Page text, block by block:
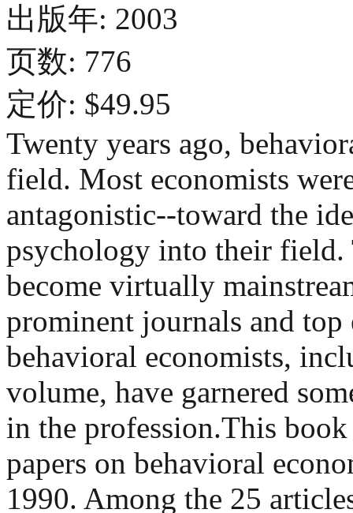
出版年: 2003
页数: 776
定价: $49.95
Twenty years ago,
field. Most economists
antagonistic--toward the
psychology into their field.
become virtually
prominent journals and top
behavioral economists,
volume, have garnered
in the profession.This
papers on behavioral
1990. Among the 25